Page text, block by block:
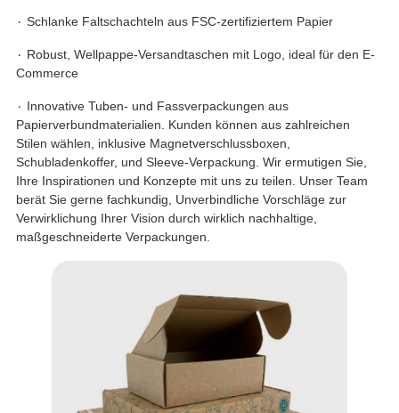
۰ Schlanke Faltschachteln aus FSC-zertifiziertem Papier
۰ Robust, Wellpappe-Versandtaschen mit Logo, ideal für den E-
Commerce
۰ Innovative Tuben- und Fassverpackungen aus
Papierverbundmaterialien. Kunden können aus zahlreichen
Stilen wählen, inklusive Magnetverschlussboxen,
Schubladenkoffer, und Sleeve-Verpackung. Wir ermutigen Sie,
Ihre Inspirationen und Konzepte mit uns zu teilen. Unser Team
berät Sie gerne fachkundig, Unverbindliche Vorschläge zur
Verwirklichung Ihrer Vision durch wirklich nachhaltige,
maßgeschneiderte Verpackungen.